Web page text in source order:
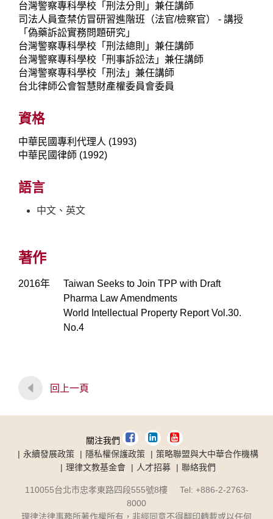
台灣警察專科學校「刑法分則」兼任講師
司法人員查禁仿冒研習進階班（法官/檢察官） - 講授
「偽藥訴訟實務問題研究」
台灣警察專科學校「刑法總則」兼任講師
台灣警察專科學校「刑事訴訟法」兼任講師
台灣警察專科學校「刑法」兼任講師
台北律師公會智慧財產權委員會委員
資格
中華民國專利代理人 (1993)
中華民國律師 (1992)
語言
中文、英文
著作
2016年
Taiwan Seeks to Join TPP with Draft
Pharma Law Amendments
World Intellectual Property Report Vol.30.
No.4
回上一頁
關注我們
永續發展政策
隱私權保護政策
策略聯盟與大中華合作機構
理律文教基金會
人才招募 聯絡我們
110055台北市忠孝東路四段555號8樓 Tel: +886-2-2763-
8000
理律法律事務所著作權所有，非經同意不得翻印轉載或以任何